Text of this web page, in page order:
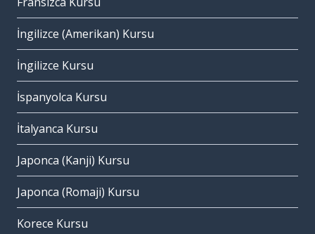
İngilizce (Amerikan) Kursu
İngilizce Kursu
İspanyolca Kursu
İtalyanca Kursu
Japonca (Kanji) Kursu
Japonca (Romaji) Kursu
Korece Kursu